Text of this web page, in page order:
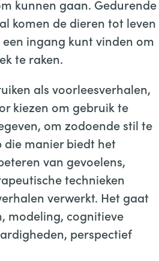
kunnen gaan. Gedurende
komen de dieren tot leven
ingang kunt vinden om
te raken.
als voorleesverhalen,
kiezen om gebruik te
om zodoende stil te
die manier biedt het
van gevoelens,
technieken
verwerkt. Het gaat
modeling, cognitieve
perspectief